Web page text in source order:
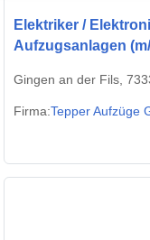
Elektriker /
Aufzugsanlagen
Gingen an der Fils,
Firma:Tepper Aufzüge